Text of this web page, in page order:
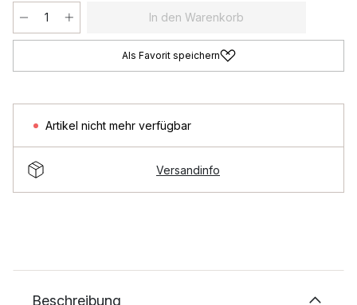
In den Warenkorb
Als Favorit speichern
Artikel nicht mehr verfügbar
Versandinfo
Beschreibung